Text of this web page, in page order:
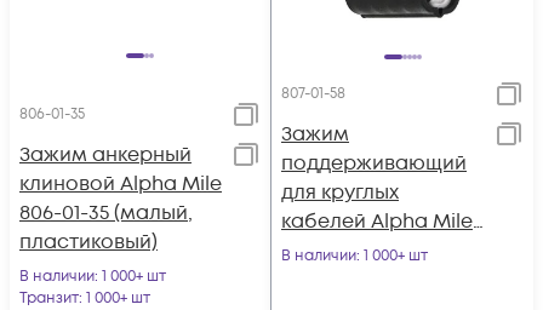
806-01-35
Зажим анкерный
клиновой Alpha Mile
806-01-35 (малый,
пластиковый)
В наличии: 1 000+ шт
Транзит: 1 000+ шт
807-01-58
Зажим
поддерживающий
для круглых
кабелей Alpha Mile
807-01-58
В наличии: 1 000+ шт